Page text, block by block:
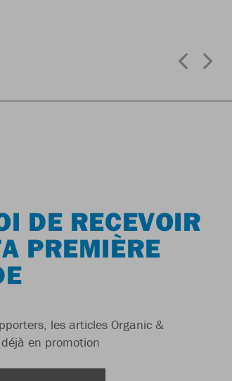
DE RECEVOIR
PREMIÈRE
les articles Organic &
en promotion